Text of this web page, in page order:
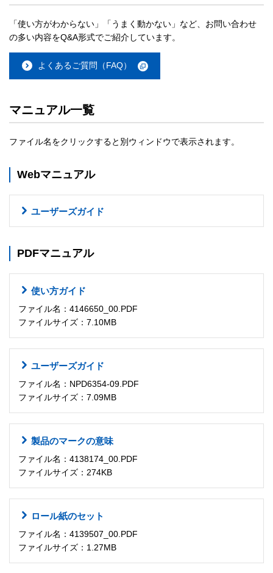
「使い方がわからない」「うまく動かない」など、お問い合わせ
の多い内容をQ&A形式でご紹介しています。
よくあるご質問（FAQ）
マニュアル一覧
ファイル名をクリックすると別ウィンドウで表示されます。
Webマニュアル
ユーザーズガイド
PDFマニュアル
使い方ガイド
ファイル名：4146650_00.PDF
ファイルサイズ：7.10MB
ユーザーズガイド
ファイル名：NPD6354-09.PDF
ファイルサイズ：7.09MB
製品のマークの意味
ファイル名：4138174_00.PDF
ファイルサイズ：274KB
ロール紙のセット
ファイル名：4139507_00.PDF
ファイルサイズ：1.27MB